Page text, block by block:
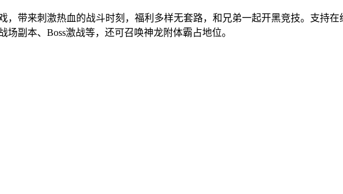
带来刺激热血的战斗时刻，福利多样无套路，和兄弟一起开黑竞技。支持
副本、Boss激战等，还可召唤神龙附体霸占地位。